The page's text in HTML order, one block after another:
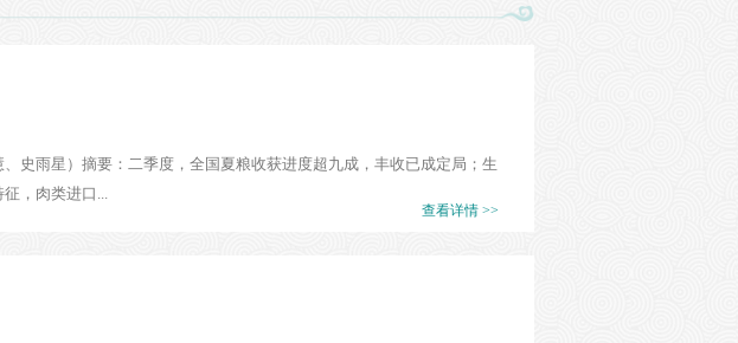
史雨星）摘要：二季度，全国夏粮收获进度超九成，丰收已成定局；生
，肉类进口...
查看详情 >>